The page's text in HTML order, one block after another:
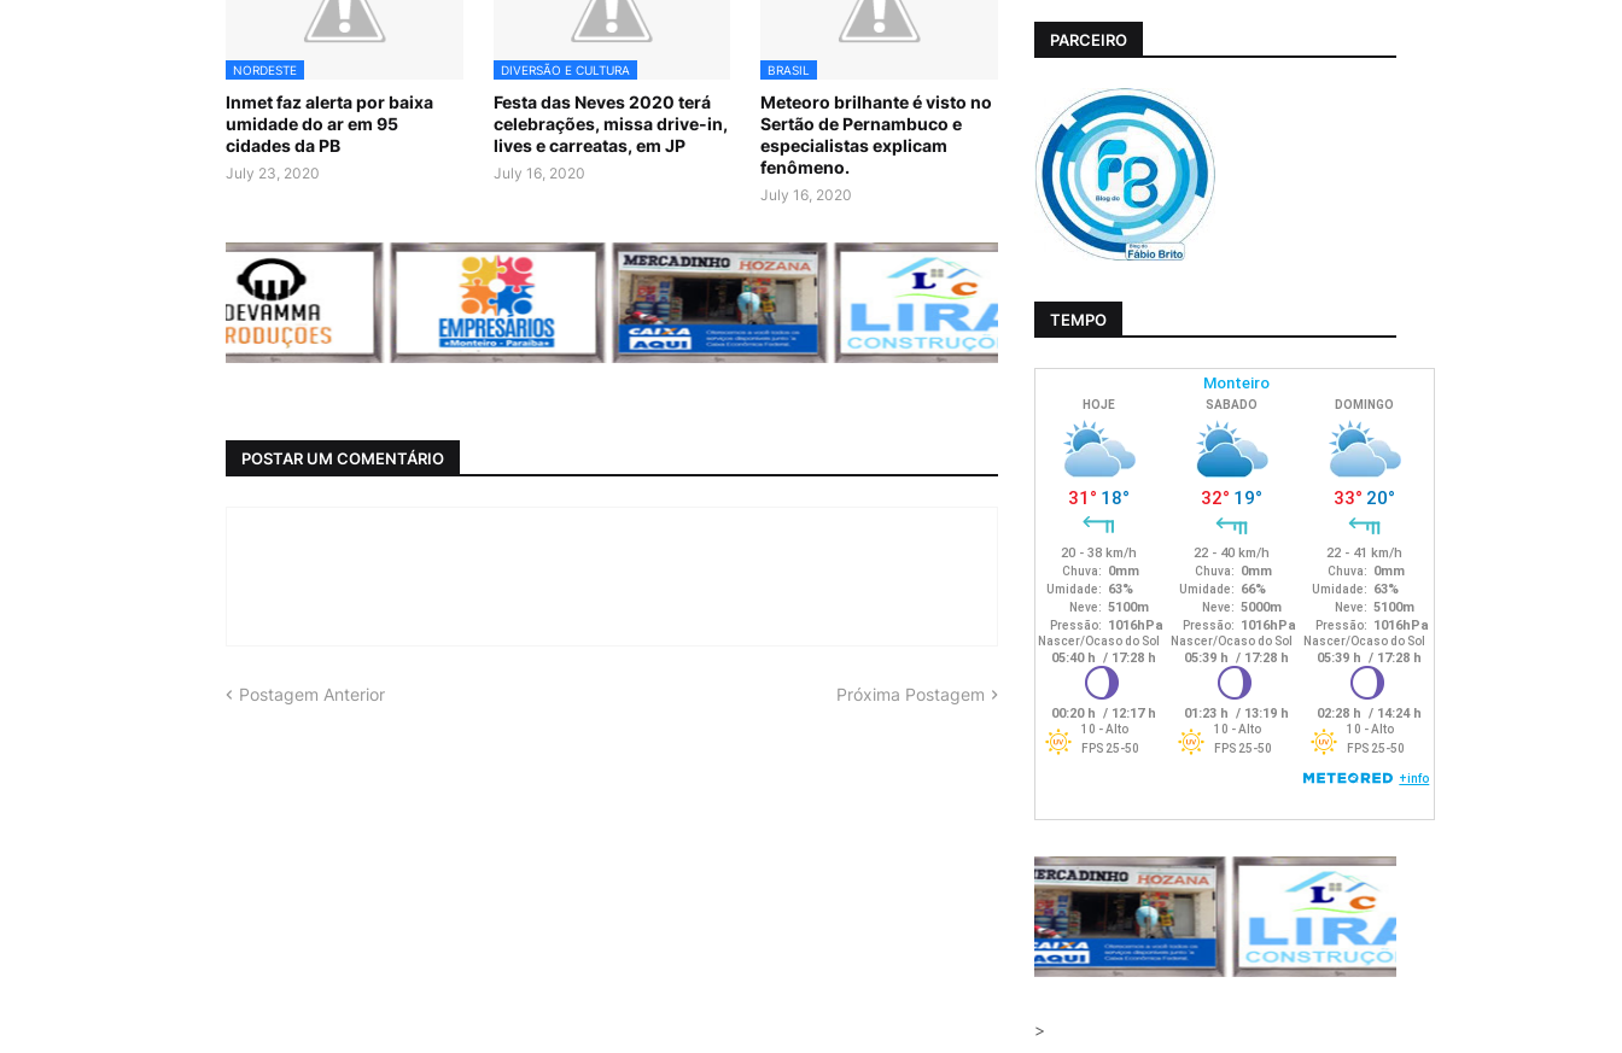
NORDESTE
Inmet faz alerta por baixa
umidade do ar em 95
cidades da PB
July 23, 2020
DIVERSÃO E CULTURA
Festa das Neves 2020 terá
celebrações, missa drive-in,
lives e carreatas, em JP
July 16, 2020
BRASIL
Meteoro brilhante é visto no
Sertão de Pernambuco e
especialistas explicam
fenômeno.
July 16, 2020
POSTAR UM COMENTÁRIO
Postagem Anterior Próxima Postagem
PARCEIRO
TEMPO
>